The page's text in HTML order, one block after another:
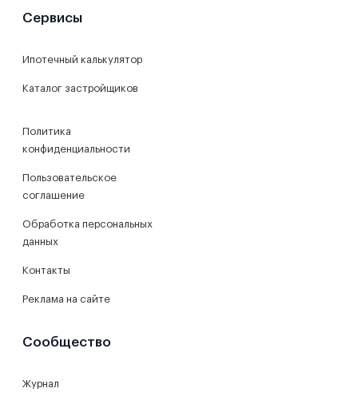
Сервисы
Ипотечный калькулятор
Каталог застройщиков
Политика
конфиденциальности
Пользовательское
соглашение
Обработка персональных
данных
Контакты
Реклама на сайте
Сообщество
Журнал